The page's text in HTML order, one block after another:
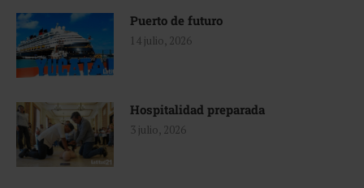
Puerto de futuro
14 julio, 2026
Hospitalidad preparada
3 julio, 2026